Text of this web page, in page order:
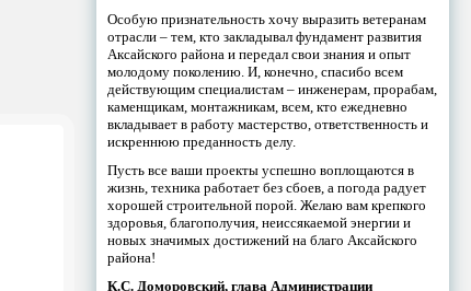
Особую признательность хочу выразить ветеранам
отрасли – тем, кто закладывал фундамент развития
Аксайского района и передал свои знания и опыт
молодому поколению. И, конечно, спасибо всем
действующим специалистам – инженерам, прорабам,
каменщикам, монтажникам, всем, кто ежедневно
вкладывает в работу мастерство, ответственность и
искреннюю преданность делу.
Пусть все ваши проекты успешно воплощаются в
жизнь, техника работает без сбоев, а погода радует
хорошей строительной порой. Желаю вам крепкого
здоровья, благополучия, неиссякаемой энергии и
новых значимых достижений на благо Аксайского
района!
К.С. Доморовский, глава Администрации